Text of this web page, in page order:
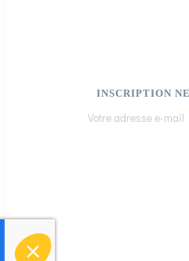
les Cookies !
On a attendu d'être sûrs que le contenu du
INSCRIPTION